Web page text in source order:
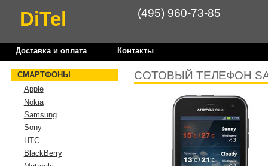
DiTel (495) 960-73-85
Доставка и оплата Контакты
СОТОВЫЙ ТЕЛЕФОН
СМАРТФОНЫ
Apple
Nokia
Samsung
Sony
HTC
BlackBerry